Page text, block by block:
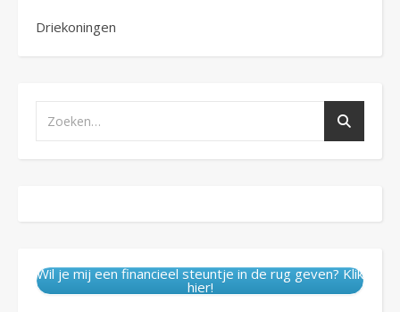
Driekoningen
Wil je mij een financieel steuntje in de rug geven? Klik
hier!